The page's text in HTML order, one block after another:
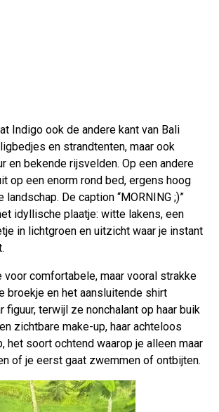
Indigo ook de andere kant van Bali
en strandtenten, maar ook
en bekende rijsvelden. Op een andere
op een enorm rond bed, ergens hoog
De caption “MORNING ;)”
idyllische plaatje: witte lakens, een
in lichtgroen en uitzicht waar je instant
voor comfortabele, maar vooral strakke
broekje en het aansluitende shirt
figuur, terwijl ze nonchalant op haar buik
zichtbare make-up, haar achteloos
het soort ochtend waarop je alleen maar
of je eerst gaat zwemmen of ontbijten.